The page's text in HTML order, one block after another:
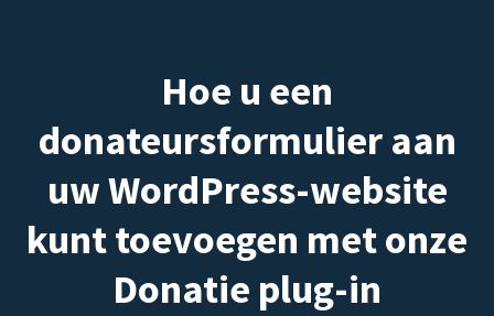
Hoe u een
donateursformulier aan
uw WordPress-website
kunt toevoegen met onze
Donatie plug-in